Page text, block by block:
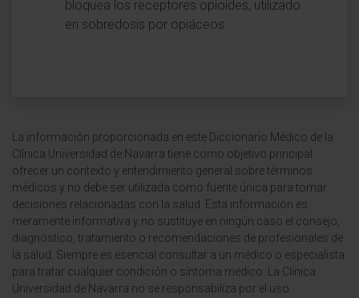
bloquea los receptores opioides, utilizado
en sobredosis por opiáceos.
La información proporcionada en este Diccionario Médico de la
Clínica Universidad de Navarra tiene como objetivo principal
ofrecer un contexto y entendimiento general sobre términos
médicos y no debe ser utilizada como fuente única para tomar
decisiones relacionadas con la salud. Esta información es
meramente informativa y no sustituye en ningún caso el consejo,
diagnóstico, tratamiento o recomendaciones de profesionales de
la salud. Siempre es esencial consultar a un médico o especialista
para tratar cualquier condición o síntoma médico. La Clínica
Universidad de Navarra no se responsabiliza por el uso